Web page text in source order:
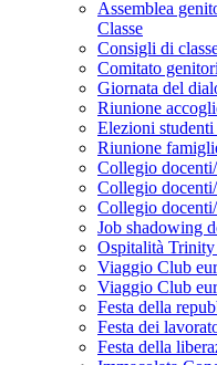
Assemblea
Classe
Consigli di
Comitato genitori
Giornata del
Riunione
Elezioni studenti
Riunione
Collegio
Collegio
Collegio docenti/
Job shadowing
Ospitalità
Viaggio Club
Viaggio Club
Festa della
Festa dei
Festa della